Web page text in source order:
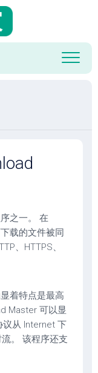
之一。 在
载的文件被同
、HTTPS、
着特点是最高
Master 可以显
议从 Internet 下
。 该程序还支